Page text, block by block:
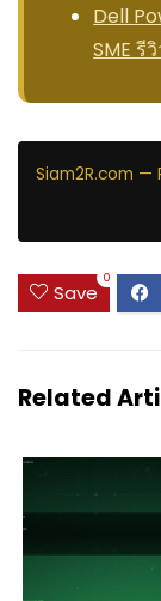
Dell
SME รี
Siam2R.com —
Save
0
Related